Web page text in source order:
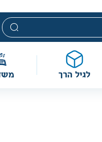
מחירים אלה ניתנים
מוגבלת
לגיל הרך